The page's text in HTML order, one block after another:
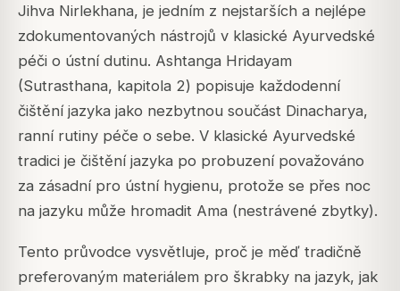
Jihva Nirlekhana, je jedním z nejstarších a nejlépe
zdokumentovaných nástrojů v klasické Ayurvedské
péči o ústní dutinu. Ashtanga Hridayam
(Sutrasthana, kapitola 2) popisuje každodenní
čištění jazyka jako nezbytnou součást Dinacharya,
ranní rutiny péče o sebe. V klasické Ayurvedské
tradici je čištění jazyka po probuzení považováno
za zásadní pro ústní hygienu, protože se přes noc
na jazyku může hromadit Ama (nestrávené zbytky).
Tento průvodce vysvětluje, proč je měď tradičně
preferovaným materiálem pro škrabky na jazyk, jak